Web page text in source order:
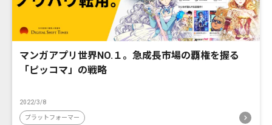
マンガアプリ世界NO.１。急成長市場の覇権を握る
「ピッコマ」の戦略
2022/3/8
プラットフォーマー